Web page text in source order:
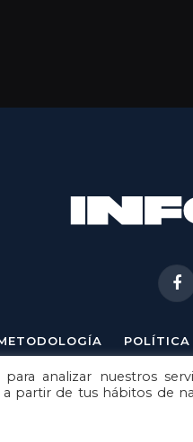
POLÍTICA
© 2026
analizar nuestros
partir de tus hábitos de